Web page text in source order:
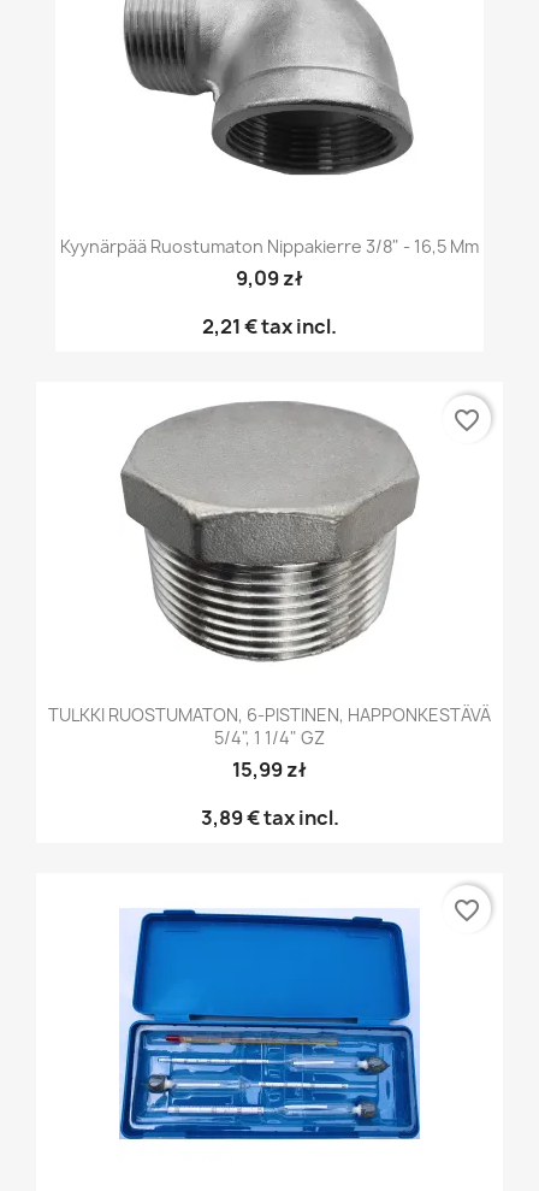
Kyynärpää Ruostumaton Nippakierre 3/8" - 16,5 Mm
9,09 zł
2,21 €tax incl.
TULKKI RUOSTUMATON, 6-PISTINEN, HAPPONKESTÄVÄ
5/4", 1 1/4" GZ
15,99 zł
3,89 €tax incl.
favorite_border
favorite_border